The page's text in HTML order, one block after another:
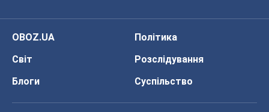
OBOZ.UA
Політика
Світ
Розслідування
Блоги
Суспільство